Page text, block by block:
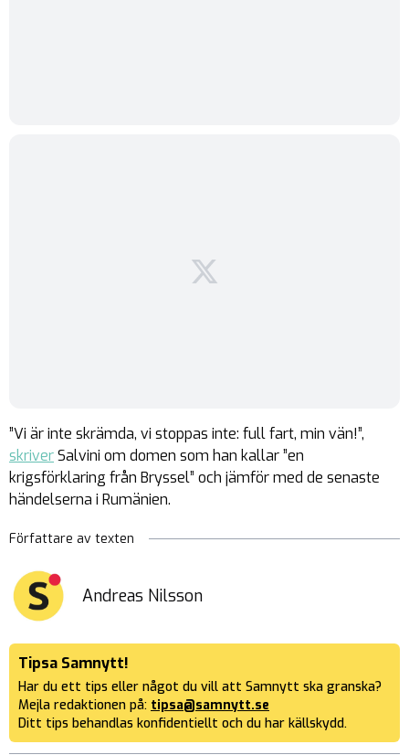
”Vi är inte skrämda, vi stoppas inte: full fart, min vän!”,
skriverSalvini om domen som han kallar ”en
krigsförklaring från Bryssel” och jämför med de senaste
händelserna i Rumänien.
Författare av texten
Andreas Nilsson
Tipsa Samnytt!
Har du ett tips eller något du vill att Samnytt ska granska?
Mejla redaktionen på: tipsa@samnytt.se
Ditt tips behandlas konfidentiellt och du har källskydd.